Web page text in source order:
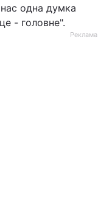
одна думка
- головне".
Реклама